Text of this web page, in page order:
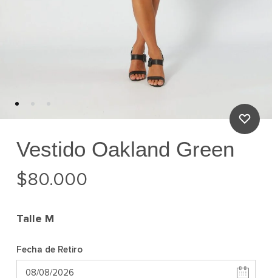
Vestido Oakland Green
$80.000
Talle M
Fecha de Retiro